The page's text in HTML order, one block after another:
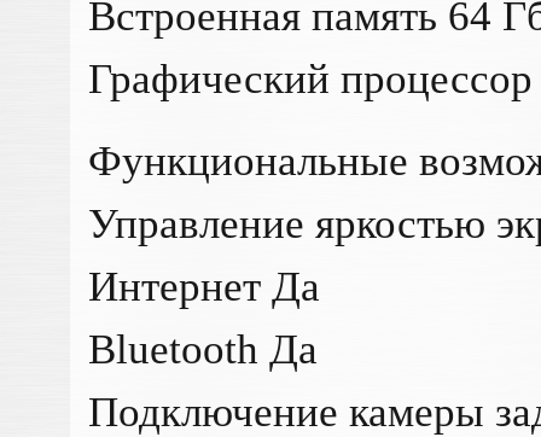
Встроенная память 64
Графический
Функциональные
Управление яркостью
Интернет Да
Bluetooth Да
Подключение камеры